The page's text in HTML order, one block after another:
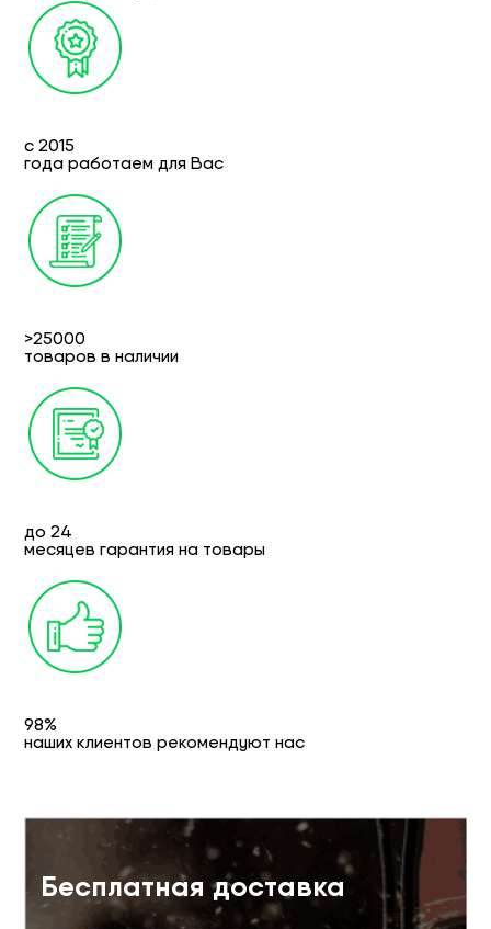
с 2015
года работаем для Вас
>25000
товаров в наличии
до 24
месяцев гарантия на товары
98%
наших клиентов рекомендуют нас
Бесплатная доставка